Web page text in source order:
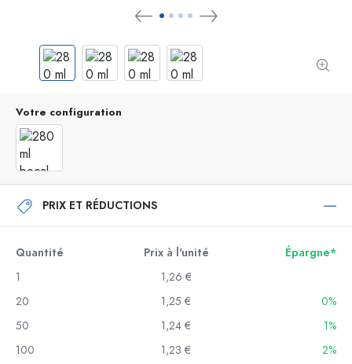
Votre configuration
PRIX ET RÉDUCTIONS
Quantité Prix à l'unité
Épargne*
1
1,26 €
20
1,25 €
0%
50
1,24 €
1%
100
1,23 €
2%